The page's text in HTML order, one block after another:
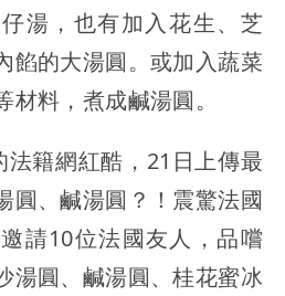
湯，也有加入花生、芝
餡的大湯圓。或加入蔬菜
料，煮成鹹湯圓。
籍網紅酷，21日上傳最
圓、鹹湯圓？！震驚法國
請10位法國友人，品嚐
湯圓、鹹湯圓、桂花蜜冰